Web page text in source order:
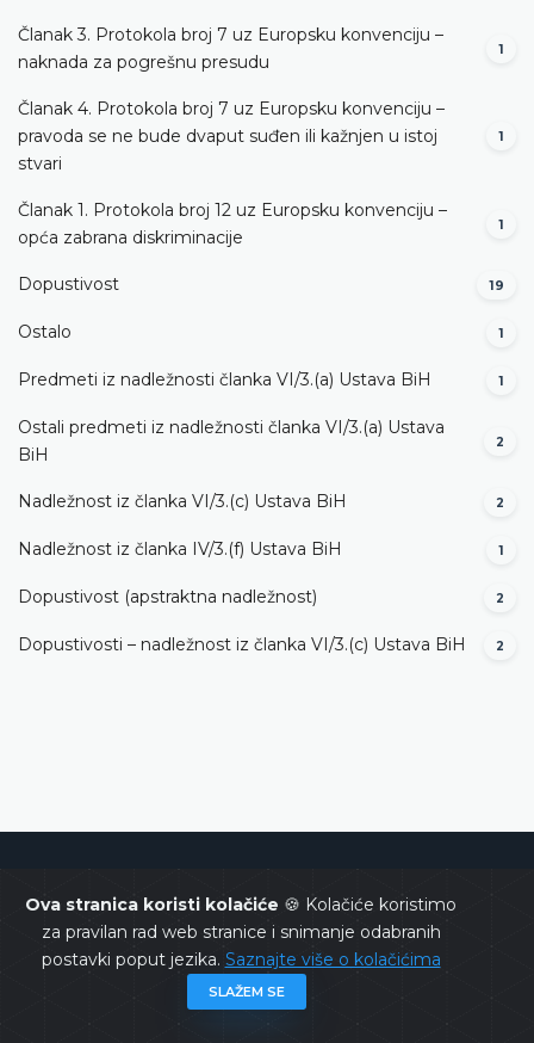
Ova stranica koristi kolačiće 🍪 Kolačiće koristimo
za pravilan rad web stranice i snimanje odabranih
postavki poput jezika. Saznajte više o kolačićima
SLAŽEM SE
Članak 3. Protokola broj 7 uz Europsku konvenciju –
naknada za pogrešnu presudu
1
Članak 4. Protokola broj 7 uz Europsku konvenciju –
pravoda se ne bude dvaput suđen ili kažnjen u istoj
stvari
1
Članak 1. Protokola broj 12 uz Europsku konvenciju –
opća zabrana diskriminacije
1
Dopustivost 19
Ostalo 1
Predmeti iz nadležnosti članka VI/3.(a) Ustava BiH 1
Ostali predmeti iz nadležnosti članka VI/3.(a) Ustava
BiH
2
Nadležnost iz članka VI/3.(c) Ustava BiH 2
Nadležnost iz članka IV/3.(f) Ustava BiH 1
Dopustivost (apstraktna nadležnost) 2
Dopustivosti – nadležnost iz članka VI/3.(c) Ustava BiH 2
Ustavni sud BiH